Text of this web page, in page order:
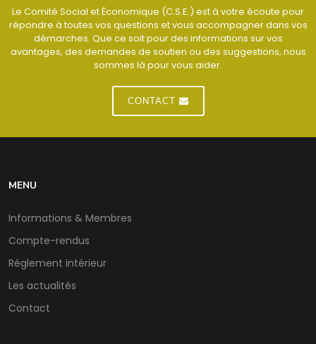
Le Comité Social et Économique (C.S.E.) est à votre écoute pour
répondre à toutes vos questions et vous accompagner dans vos
démarches. Que ce soit pour des informations sur vos
avantages, des demandes de soutien ou des suggestions, nous
sommes là pour vous aider.
CONTACT
MENU
Informations & Membres
Compte-rendus
Réglement intérieur
Les actualités
Contact